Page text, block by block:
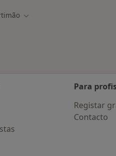
cidadeMudar de cidade
Para
Registar
Contacto